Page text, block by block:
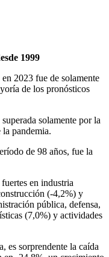
1999
2023 fue de solamente
de los pronósticos
solamente por la
pandemia.
de 98 años, fue la
en industria
(-4,2%) y
pública, defensa,
(7,0%) y actividades
es sorprendente la caída